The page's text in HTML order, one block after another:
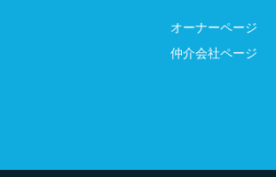
オーナーページ
仲介会社ページ